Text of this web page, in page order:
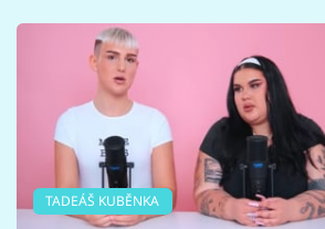
TADEÁŠ KUBĚNKA